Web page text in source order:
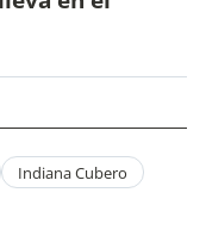
Indiana Cubero